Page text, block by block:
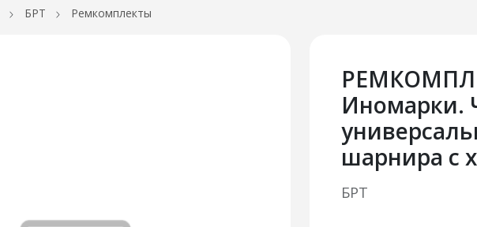
БРТ Ремкомплекты
Иномарки.
шарнира с
БРТ